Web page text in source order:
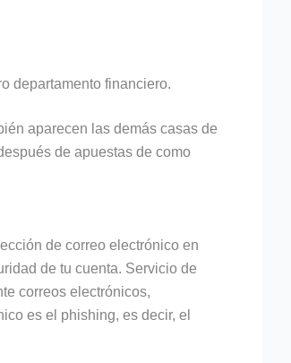
departamento financiero.
aparecen las demás casas de
de apuestas de como
de correo electrónico en
de tu cuenta. Servicio de
correos electrónicos,
es el phishing, es decir, el